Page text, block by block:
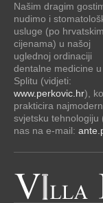
Našim dragim
nudimo i
usluge (po hrvatskim
cijenama) u našoj
uglednoj ordinaciji
dentalne medicine u
Splitu (vidjeti:
www.perkovic.hr),
prakticira
svjetsku tehnologiju
nas na e-mail: